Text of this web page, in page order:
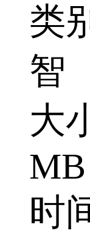
类
智
大
MB
时